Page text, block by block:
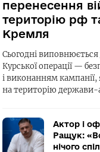
перенесення
територію рф
Кремля
Сьогодні виповнюється
Курської операції —
і виконанням кампанії,
на територію держави-
Актор і
Ращук:
нічого